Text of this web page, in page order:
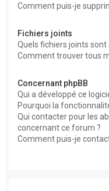
Comment puis-je
Fichiers joints
Quels fichiers joints
Comment trouver tous
Concernant phpBB
Qui a développé ce
Pourquoi la
Qui contacter pour les
concernant ce forum ?
Comment puis-je